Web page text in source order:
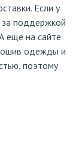
Если у
за поддержкой
еще на сайте
одежды и
поэтому